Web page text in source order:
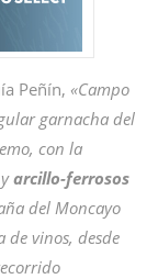
Peñín, «Campo
garnacha del
con la
yarcillo-ferrosos
del Moncayo
vinos, desde